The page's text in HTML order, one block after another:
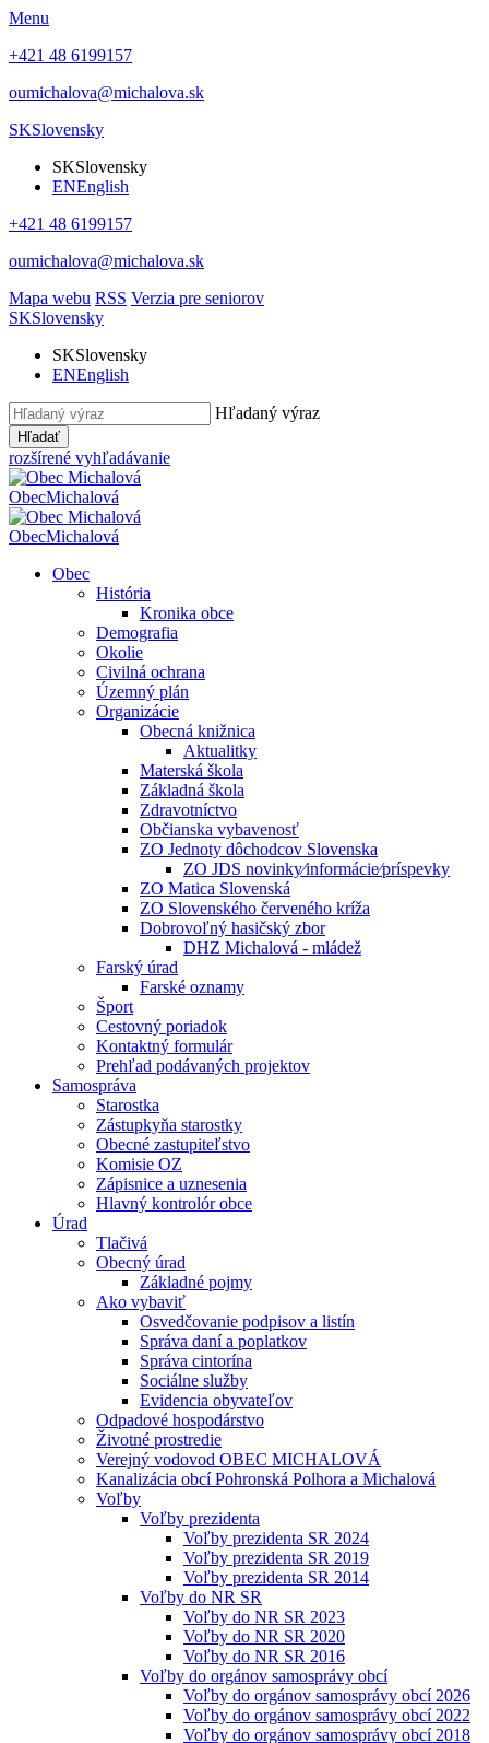
Menu
+421 48 6199157
oumichalova@michalova.sk
SKSlovensky
SKSlovensky
ENEnglish
+421 48 6199157
oumichalova@michalova.sk
Mapa webu RSS Verzia pre seniorov
SKSlovensky
SKSlovensky
ENEnglish
Hľadaný výraz
Hľadať
rozšírené vyhľadávanie
ObecMichalová
ObecMichalová
Obec
História
Kronika obce
Demografia
Okolie
Civilná ochrana
Územný plán
Organizácie
Obecná knižnica
Aktualitky
Materská škola
Základná škola
Zdravotníctvo
Občianska vybavenosť
ZO Jednoty dôchodcov Slovenska
ZO JDS novinky⁄informácie⁄príspevky
ZO Matica Slovenská
ZO Slovenského červeného kríža
Dobrovoľný hasičský zbor
DHZ Michalová - mládež
Farský úrad
Farské oznamy
Šport
Cestovný poriadok
Kontaktný formulár
Prehľad podávaných projektov
Samospráva
Starostka
Zástupkyňa starostky
Obecné zastupiteľstvo
Komisie OZ
Zápisnice a uznesenia
Hlavný kontrolór obce
Úrad
Tlačivá
Obecný úrad
Základné pojmy
Ako vybaviť
Osvedčovanie podpisov a listín
Správa daní a poplatkov
Správa cintorína
Sociálne služby
Evidencia obyvateľov
Odpadové hospodárstvo
Životné prostredie
Verejný vodovod OBEC MICHALOVÁ
Kanalizácia obcí Pohronská Polhora a Michalová
Voľby
Voľby prezidenta
Voľby prezidenta SR 2024
Voľby prezidenta SR 2019
Voľby prezidenta SR 2014
Voľby do NR SR
Voľby do NR SR 2023
Voľby do NR SR 2020
Voľby do NR SR 2016
Voľby do orgánov samosprávy obcí
Voľby do orgánov samosprávy obcí 2026
Voľby do orgánov samosprávy obcí 2022
Voľby do orgánov samosprávy obcí 2018